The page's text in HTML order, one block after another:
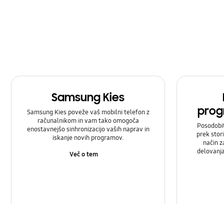
Samsung Kies
Samsung Kies poveže vaš mobilni telefon z
računalnikom in vam tako omogoča
enostavnejšo sinhronizacijo vaših naprav in
iskanje novih programov.
Več o tem
prek
način